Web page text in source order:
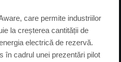
care permite industriilor
la creșterea cantității de
electrică de rezervă.
în cadrul unei prezentări pilot